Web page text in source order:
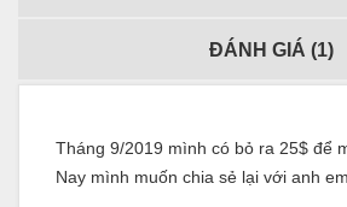
ĐÁNH GIÁ (1)
Tháng 9/2019 mình có bỏ ra 25$ để
Nay mình muốn chia sẻ lại với anh em.